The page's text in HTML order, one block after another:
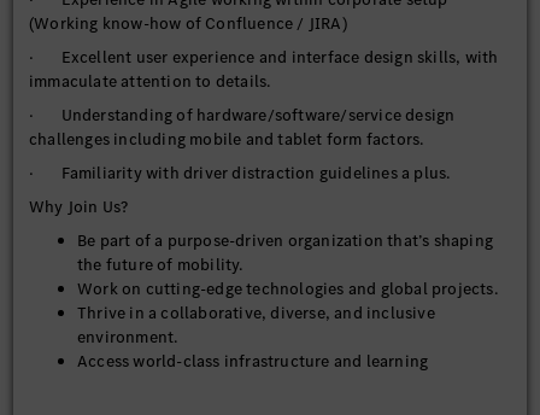
(Working know-how of Confluence / JIRA)
· Excellent user experience and interface design skills, with
immaculate attention to details.
· Understanding of hardware/software/service design
challenges including mobile and tablet form factors.
· Familiarity with driver distraction guidelines a plus.
Why Join Us?
Be part of a purpose-driven organization that’s shaping
the future of mobility.
Work on cutting-edge technologies and global projects.
Thrive in a collaborative, diverse, and inclusive
environment.
Access world-class infrastructure and learning